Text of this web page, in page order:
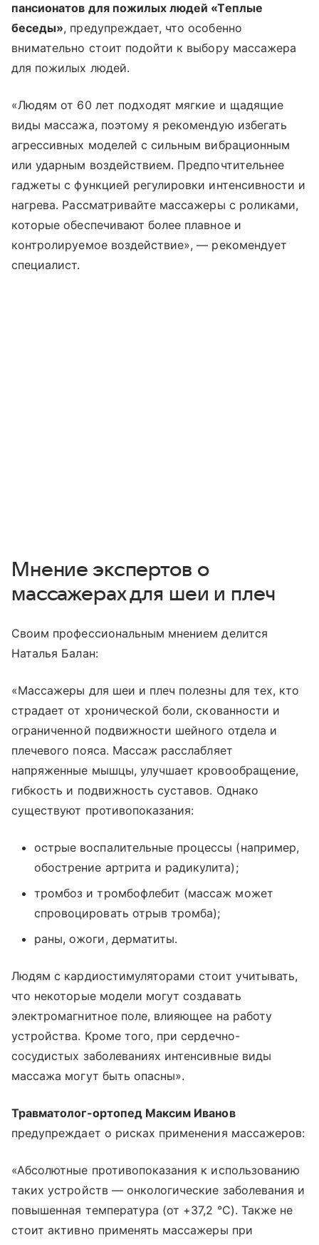
пансионатов для пожилых людей «Теплые
беседы», предупреждает, что особенно
внимательно стоит подойти к выбору массажера
для пожилых людей.
«Людям от 60 лет подходят мягкие и щадящие
виды массажа, поэтому я рекомендую избегать
агрессивных моделей с сильным вибрационным
или ударным воздействием. Предпочтительнее
гаджеты с функцией регулировки интенсивности и
нагрева. Рассматривайте массажеры с роликами,
которые обеспечивают более плавное и
контролируемое воздействие», — рекомендует
специалист.
Мнение экспертов о
массажерах для шеи и плеч
Своим профессиональным мнением делится
Наталья Балан:
«Массажеры для шеи и плеч полезны для тех, кто
страдает от хронической боли, скованности и
ограниченной подвижности шейного отдела и
плечевого пояса. Массаж расслабляет
напряженные мышцы, улучшает кровообращение,
гибкость и подвижность суставов. Однако
существуют противопоказания:
острые воспалительные процессы (например,
обострение артрита и радикулита);
тромбоз и тромбофлебит (массаж может
спровоцировать отрыв тромба);
раны, ожоги, дерматиты.
Людям с кардиостимуляторами стоит учитывать,
что некоторые модели могут создавать
электромагнитное поле, влияющее на работу
устройства. Кроме того, при сердечно-
сосудистых заболеваниях интенсивные виды
массажа могут быть опасны».
Травматолог-ортопед Максим Иванов
предупреждает о рисках применения массажеров:
«Абсолютные противопоказания к использованию
таких устройств — онкологические заболевания и
повышенная температура (от +37,2 °C). Также не
стоит активно применять массажеры при